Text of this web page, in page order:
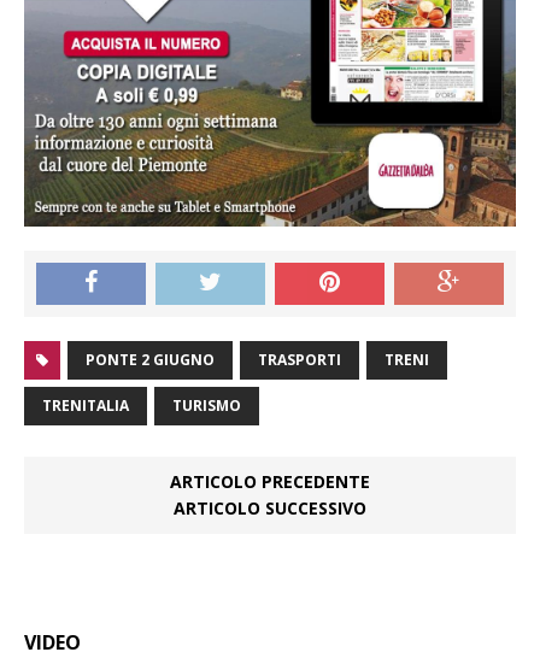
PONTE 2 GIUGNO TRASPORTI TRENI
TRENITALIA TURISMO
ARTICOLO PRECEDENTE
ARTICOLO SUCCESSIVO
VIDEO